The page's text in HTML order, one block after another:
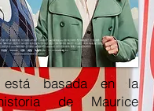
basada en la
de Maurice